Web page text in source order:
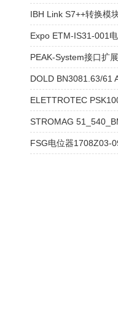
IBH Link S7++转换模
Expo ETM-IS31-001
PEAK-System接口扩
DOLD BN3081.63/61
ELETTROTEC
STROMAG
FSG电位器1708Z03-